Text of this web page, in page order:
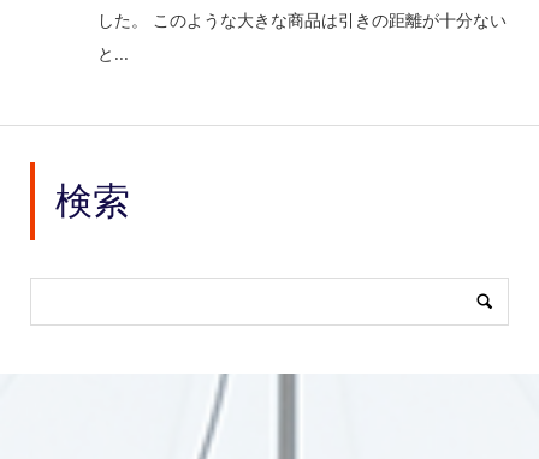
した。 このような大きな商品は引きの距離が十分ない
と...
検索